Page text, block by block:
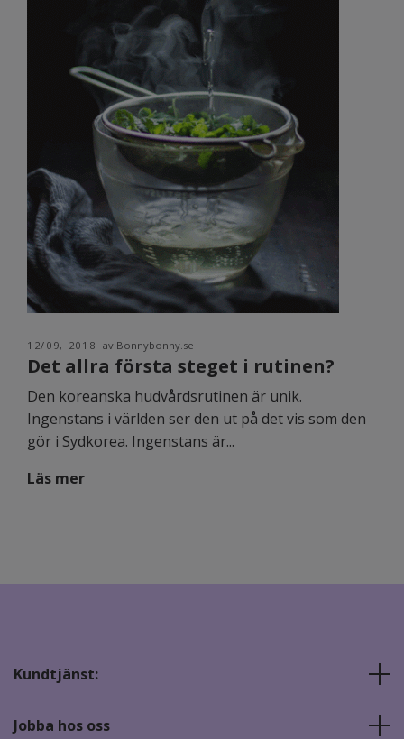
12/09, 2018 av Bonnybonny.se
Det allra första steget i rutinen?
Den koreanska hudvårdsrutinen är unik.
Ingenstans i världen ser den ut på det vis som den
gör i Sydkorea. Ingenstans är...
Läs mer
Kundtjänst:
Jobba hos oss